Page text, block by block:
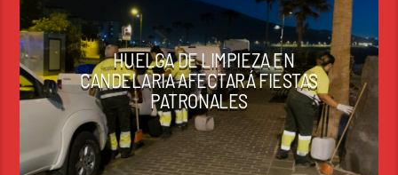
HUELGA DE LIMPIEZA EN
CANDELARIA AFECTARÁ FIESTAS
PATRONALES